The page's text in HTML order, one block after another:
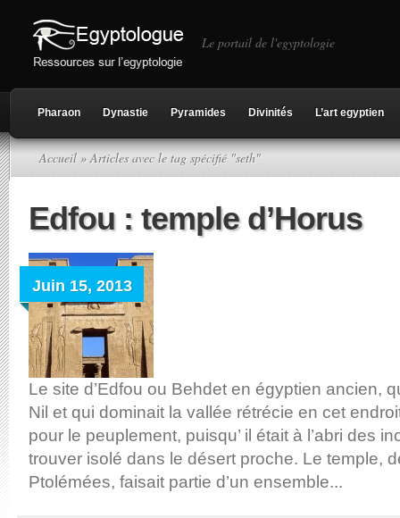
Le portail de l'egyptologie
Pharaon Dynastie Pyramides Divinités L’art egyptien
Accueil» Articles avec le tag spécifié "seth"
Edfou : temple d’Horus
Juin 15, 2013
Le site d’Edfou ou Behdet en égyptien ancien,
Nil et qui dominait la vallée rétrécie en cet
pour le peuplement, puisqu’ il était à l’abri des
trouver isolé dans le désert proche. Le temple,
Ptolémées, faisait partie d’un ensemble...